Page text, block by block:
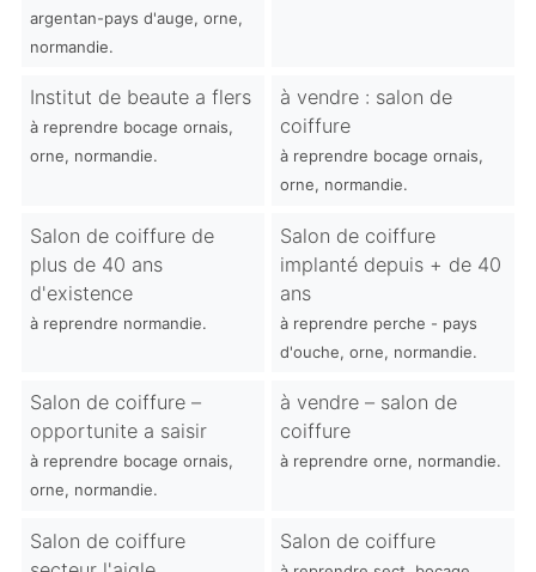
argentan-pays d'auge, orne,
normandie.
Institut de beaute a flers
à reprendre bocage ornais,
orne, normandie.
à vendre : salon de
coiffure
à reprendre bocage ornais,
orne, normandie.
Salon de coiffure de
plus de 40 ans
d'existence
à reprendre normandie.
Salon de coiffure
implanté depuis + de 40
ans
à reprendre perche - pays
d'ouche, orne, normandie.
Salon de coiffure –
opportunite a saisir
à reprendre bocage ornais,
orne, normandie.
à vendre – salon de
coiffure
à reprendre orne, normandie.
Salon de coiffure
Salon de coiffure